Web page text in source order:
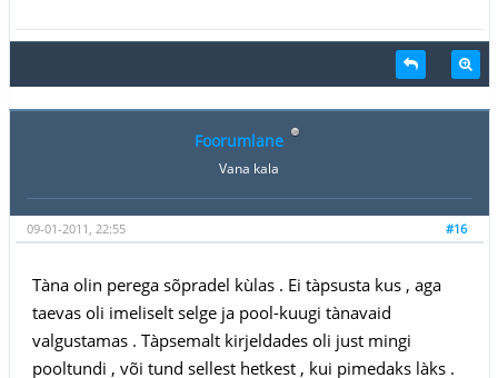
Foorumlane
Vana kala
#16
09-01-2011, 22:55
Tàna olin perega sõpradel kùlas . Ei tàpsusta kus , aga
taevas oli imeliselt selge ja pool-kuugi tànavaid
valgustamas . Tàpsemalt kirjeldades oli just mingi
pooltundi , või tund sellest hetkest , kui pimedaks làks .